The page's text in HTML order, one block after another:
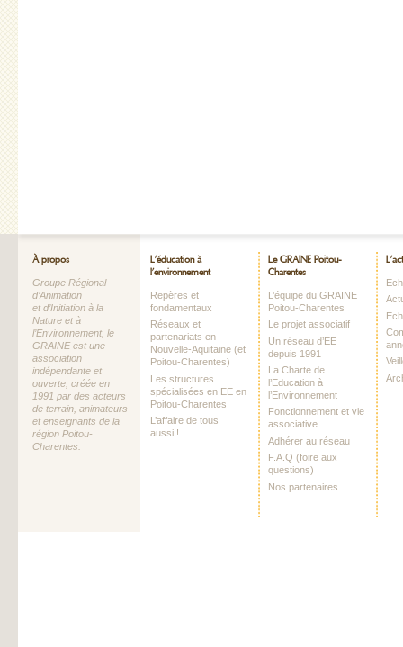
À propos
Groupe Régional
d’Animation
et d’Initiation à la
Nature et à
l’Environnement, le
GRAINE est une
association
indépendante et
ouverte, créée en
1991 par des acteurs
de terrain, animateurs
et enseignants de la
région Poitou-
Charentes.
L’éducation à
l’environnement
Repères et
fondamentaux
Réseaux et
partenariats en
Nouvelle-Aquitaine (et
Poitou-Charentes)
Les structures
spécialisées en EE en
Poitou-Charentes
L’affaire de tous
aussi !
Le GRAINE Poitou-
Charentes
L’équipe du GRAINE
Poitou-Charentes
Le projet associatif
Un réseau d’EE
depuis 1991
La Charte de
l’Education à
l’Environnement
Fonctionnement et vie
associative
Adhérer au réseau
F.A.Q (foire aux
questions)
Nos partenaires